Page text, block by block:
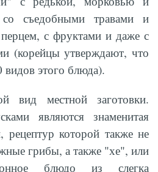
съедобными травами и
с фруктами и даже с
(корейцы утверждают, что
видов этого блюда).
вид местной заготовки.
являются знаменитая
рецептур которой также не
грибы, а также "хе", или
блюдо из слегка